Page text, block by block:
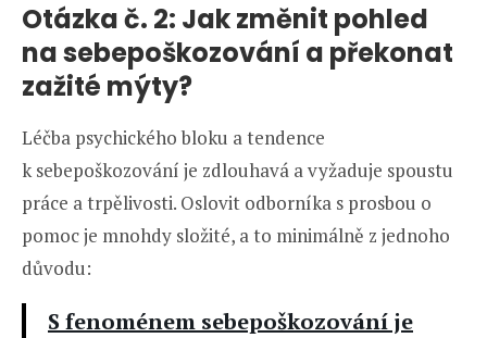
Otázka č. 2: Jak změnit pohled
na sebepoškozování a překonat
zažité mýty?
Léčba psychického bloku a tendence
k sebepoškozování je zdlouhavá a vyžaduje spoustu
práce a trpělivosti. Oslovit odborníka s prosbou o
pomoc je mnohdy složité, a to minimálně z jednoho
důvodu:
S fenoménem sebepoškozování je